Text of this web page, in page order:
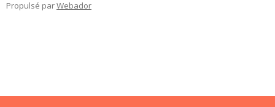
Propulsé parWebador